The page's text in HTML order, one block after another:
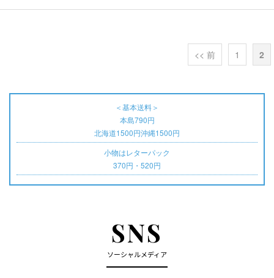
<< 前 1 2
＜基本送料＞
本島790円
北海道1500円沖縄1500円
小物はレターパック
370円・520円
SNS
ソーシャルメディア